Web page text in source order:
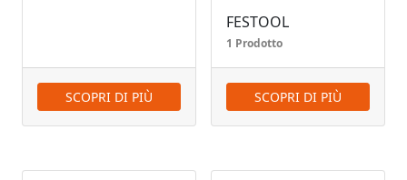
SCOPRI DI PIÙ
FESTOOL
1 Prodotto
SCOPRI DI PIÙ